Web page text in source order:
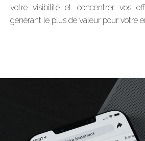
votre visibilité et concentrer vos
générant le plus de valeur pour votre